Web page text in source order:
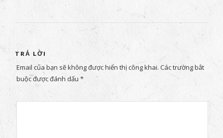
TRẢ LỜI
Email của bạn sẽ không được hiển thị công khai. Các trường bắt
buộc được đánh dấu *